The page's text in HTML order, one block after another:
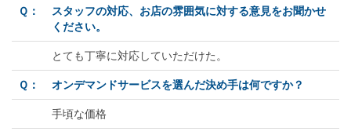
Ｑ：
スタッフの対応、お店の雰囲気に対する意見をお聞かせ
ください。
とても丁寧に対応していただけた。
Ｑ： オンデマンドサービスを選んだ決め手は何ですか？
手頃な価格